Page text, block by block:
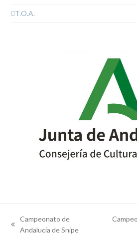
T.O.A.
previous
Campeonato de
Andalucía de Snipe